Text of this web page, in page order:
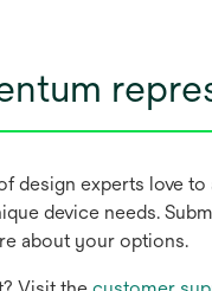
design experts love
device needs.
about your options.